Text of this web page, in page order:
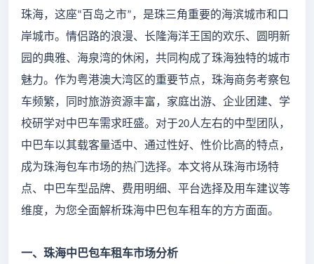
珠海，这座“百岛之市”，是珠三角重要的海滨城市和口
岸城市。情侣路的浪漫、长隆海洋王国的欢乐、圆明新
园的典雅、海泉湾的休闲，共同构成了珠海独特的城市
魅力。作为粤港澳大湾区的重要节点，珠海商务考察包
车频繁，
同时旅游资源丰富，家庭出游、企业团建、学
校研学对中巴车需求旺盛。对于20人左右的中型团队，
中巴车以其载客量适中、通过性好、性价比高的特点，
成为珠海包车市场的热门选择。本文将从珠海市场特
点、中巴车型品牌、费用明细、平台选择及用车建议等
维度，为您全面解析珠海中巴包车租车的方方面面。
一、珠海中巴包车租车市场分析